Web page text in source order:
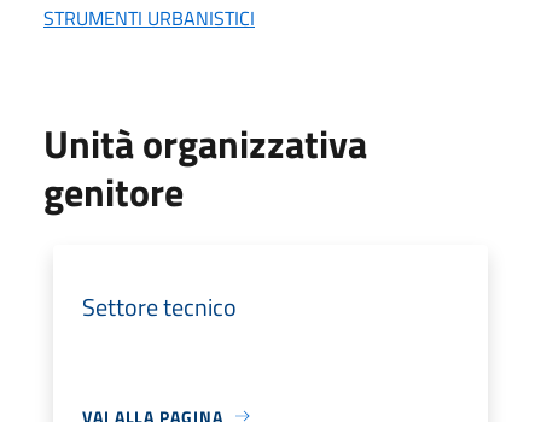
STRUMENTI URBANISTICI
Unità organizzativa
genitore
Settore tecnico
VAI ALLA PAGINA